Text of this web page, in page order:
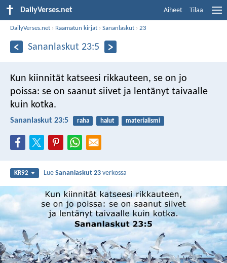
DailyVerses.net Aiheet Tilaa
DailyVerses.net › Raamatun kirjat ›Sananlaskut ›23
Sananlaskut 23:5
Kun kiinnität katseesi rikkauteen, se on jo
poissa: se on saanut siivet ja lentänyt taivaalle
kuin kotka.
Sananlaskut 23:5 raha halut materialismi
KR92 LueSananlaskut 23 verkossa